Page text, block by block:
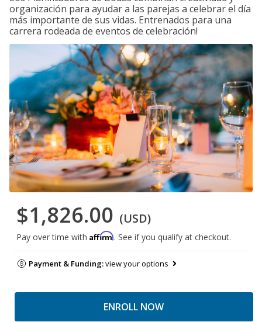
organización para ayudar a las parejas a celebrar el día
más importante de sus vidas. Entrenados para una
carrera rodeada de eventos de celebración!
$1,826.00 (USD)
Pay over time with Affirm. See if you qualify at checkout.
Payment & Funding:view your options
ENROLL NOW